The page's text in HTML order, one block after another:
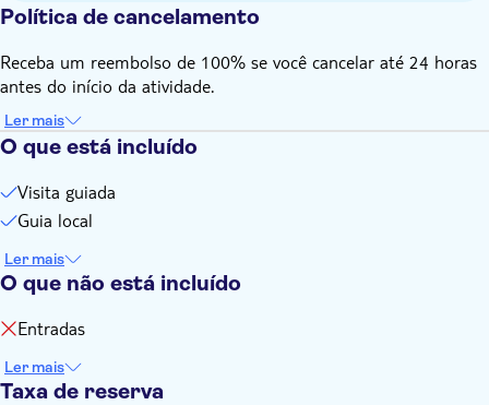
carrinho de bebê/carrinho de bebê
problemas cardíacos ou pessoas que carregam animais de
estimação
O passeio opera faça chuva ou faça sol
Política de cancelamento
Receba um reembolso de 100% se você cancelar até 24 horas
antes do início da atividade.
Ler mais
O que está incluído
Visita guiada
Guia local
Ler mais
O que não está incluído
Entradas
Ler mais
Taxa de reserva